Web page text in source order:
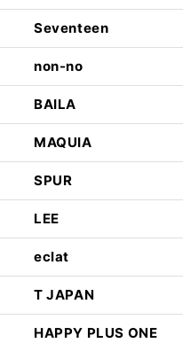
Seventeen
non-no
BAILA
MAQUIA
SPUR
LEE
eclat
T JAPAN
HAPPY PLUS ONE